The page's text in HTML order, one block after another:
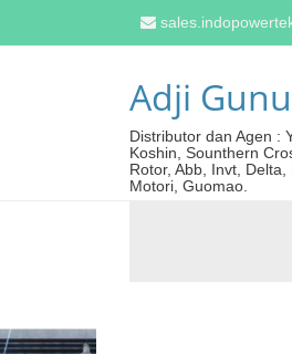
Adji
Distributor dan Agen :
Koshin, Sounthern
Rotor, Abb, Invt,
Motori, Guomao.